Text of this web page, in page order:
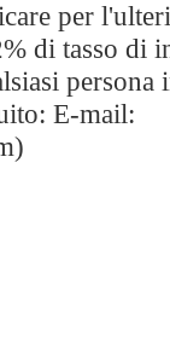
per
di tasso di
persona
E-mail: